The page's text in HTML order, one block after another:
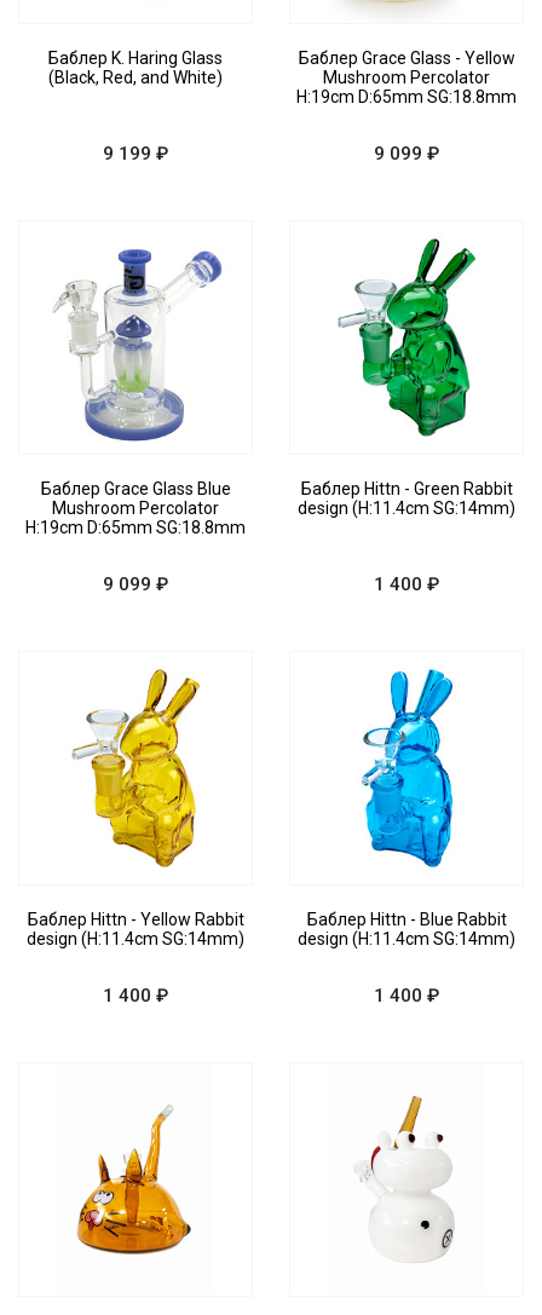
Баблер K. Haring Glass
(Black, Red, and White)
9 199 ₽
Баблер Grace Glass - Yellow
Mushroom Percolator
H:19cm D:65mm SG:18.8mm
9 099 ₽
Баблер Grace Glass Blue
Mushroom Percolator
H:19cm D:65mm SG:18.8mm
9 099 ₽
Баблер Hittn - Green Rabbit
design (H:11.4cm SG:14mm)
1 400 ₽
Баблер Hittn - Yellow Rabbit
design (H:11.4cm SG:14mm)
1 400 ₽
Баблер Hittn - Blue Rabbit
design (H:11.4cm SG:14mm)
1 400 ₽